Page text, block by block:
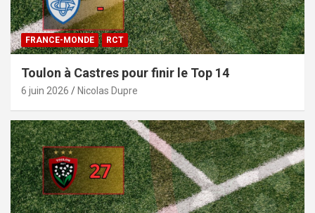
FRANCE-MONDE RCT
Toulon à Castres pour finir le Top 14
6 juin 2026 Nicolas Dupre